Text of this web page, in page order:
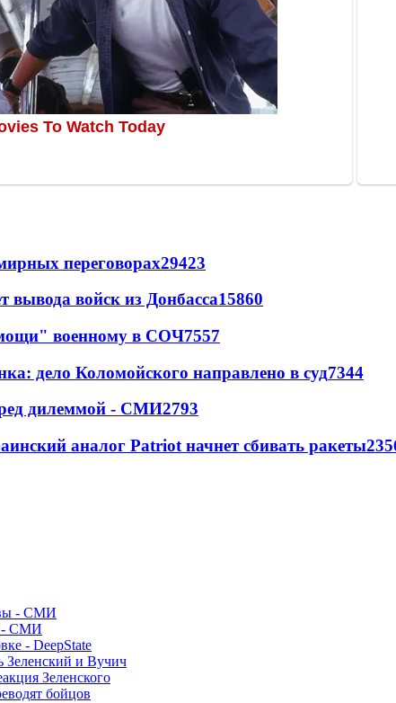
переговорах29423
вывода войск из Донбасса15860
военному в СОЧ7557
дело Коломойского направлено в суд7344
дилеммой - СМИ2793
аналог Patriot начнет сбивать ракеты
- СМИ
- DeepState
Зеленский и Вучич
Зеленского
бойцов